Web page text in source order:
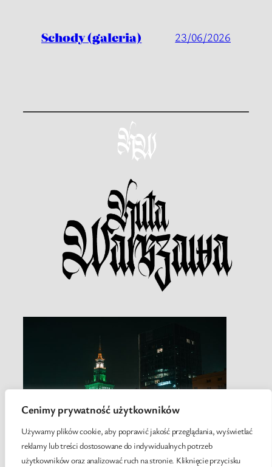
Cenimy prywatność użytkowników
Używamy plików cookie, aby poprawić jakość przeglądania, wyświetlać
reklamy lub treści dostosowane do indywidualnych potrzeb
użytkowników oraz analizować ruch na stronie. Kliknięcie przycisku
Schody (galeria) 23/06/2026